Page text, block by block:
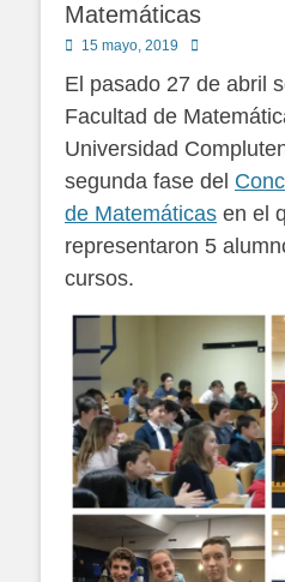
Matemáticas
Publicado
15 mayo, 2019 Autor
El pasado 27 de abril
Facultad de
Universidad
segunda fase del
de Matemáticas en el
representaron 5
cursos.